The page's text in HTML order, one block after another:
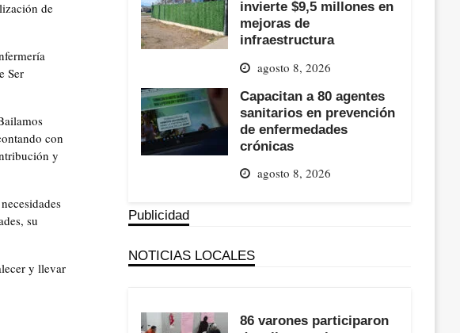
de
Ser
con
y
su
y llevar
invierte $9,5 millones en
mejoras de
infraestructura
agosto 8, 2026
Capacitan a 80 agentes
sanitarios en prevención
de enfermedades
crónicas
agosto 8, 2026
Publicidad
NOTICIAS LOCALES
86 varones participaron